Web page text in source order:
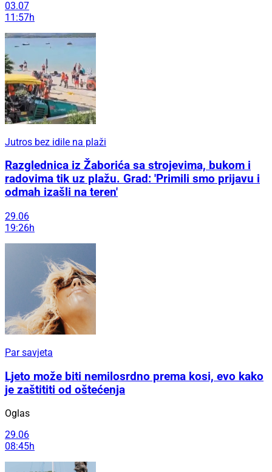
03.07
11:57h
Jutros bez idile na plaži
Razglednica iz Žaborića sa strojevima, bukom i
radovima tik uz plažu. Grad: 'Primili smo prijavu i
odmah izašli na teren'
29.06
19:26h
Par savjeta
Ljeto može biti nemilosrdno prema kosi, evo kako
je zaštititi od oštećenja
Oglas
29.06
08:45h